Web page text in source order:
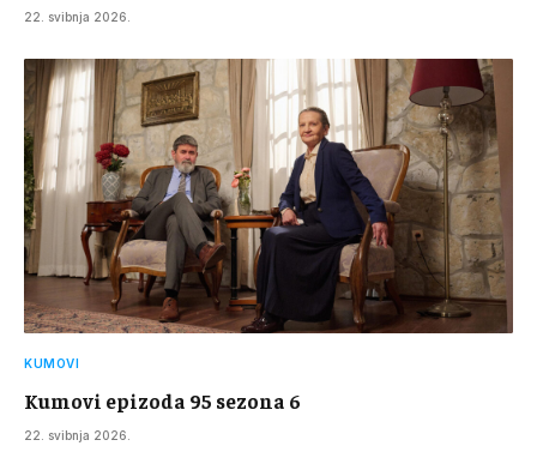
22. svibnja 2026.
KUMOVI
Kumovi epizoda 95 sezona 6
22. svibnja 2026.